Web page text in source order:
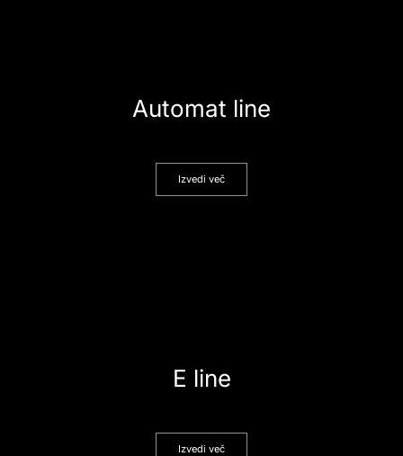
Automat line
Izvedi več
E line
Izvedi več